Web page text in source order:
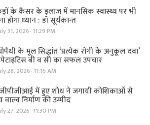
के कैंसर के इलाज में मानसिक स्वास्थ्य पर भी
होगा ध्यान : डॉ सूर्यकान्त
31, 2026- 11:29 PM
के मूल सिद्धांत ‘प्रत्येक रोगी केे अनुकूल दवा’
बी व सी का सफल उपचार
28, 2026- 11:15 AM
में हुए शोध ने जगायी कोशिकाओं से
निर्माण की उम्मीद
27, 2026- 11:30 PM